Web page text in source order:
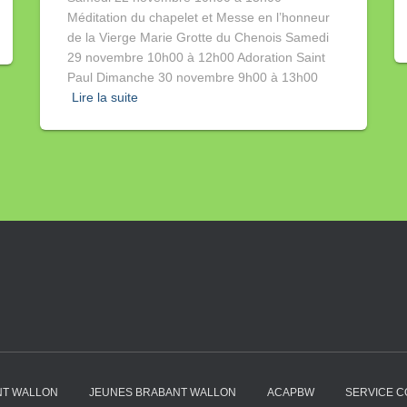
Méditation du chapelet et Messe en l’honneur
de la Vierge Marie Grotte du Chenois Samedi
29 novembre 10h00 à 12h00 Adoration Saint
Paul Dimanche 30 novembre 9h00 à 13h00
Lire la suite
WALLON JEUNES BRABANT WALLON ACAPBW SERVICE